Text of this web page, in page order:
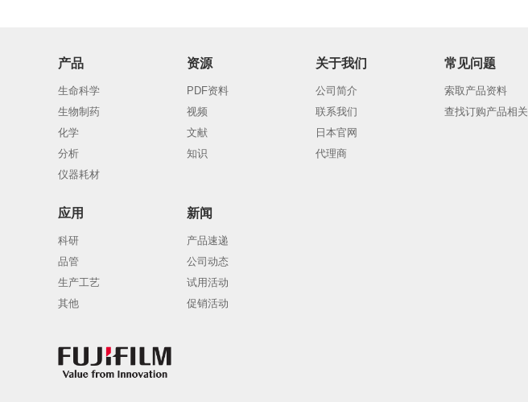
产品
生命科学
生物制药
化学
分析
仪器耗材
资源
PDF资料
视频
文献
知识
关于我们
公司简介
联系我们
日本官网
代理商
常见问题
索取产品资料
查找订购产品相关
应用
科研
品管
生产工艺
其他
新闻
产品速递
公司动态
试用活动
促销活动